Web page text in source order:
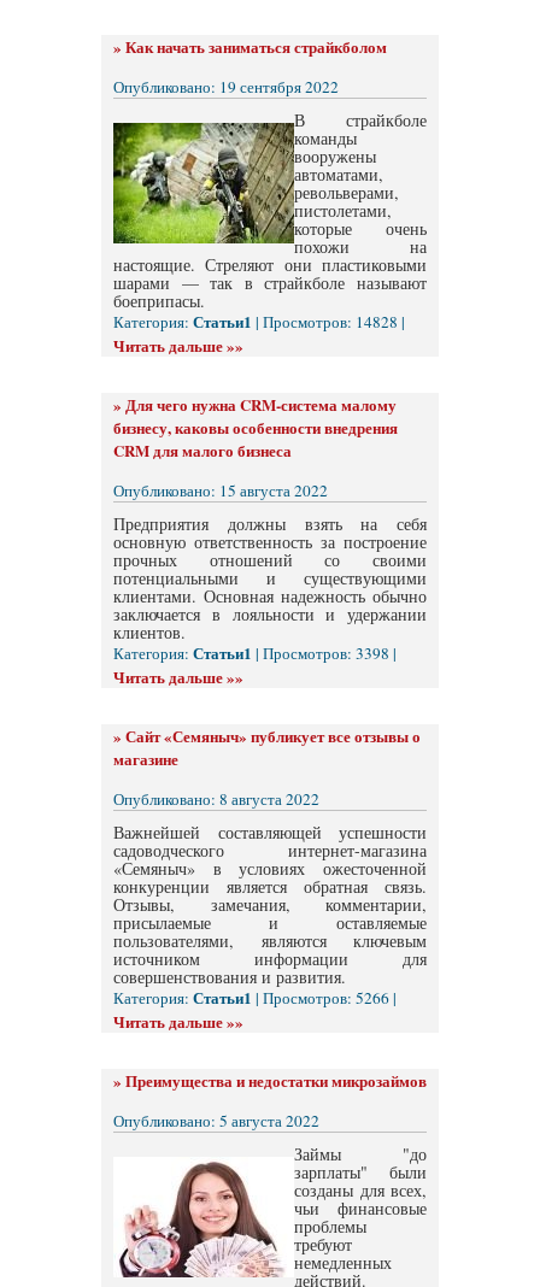
» Как начать заниматься страйкболом
Опубликовано: 19 сентября 2022
В страйкболе
команды
вооружены
автоматами,
револьверами,
пистолетами,
которые очень
похожи на
настоящие. Стреляют они пластиковыми
шарами — так в страйкболе называют
боеприпасы.
Категория: Статьи1 | Просмотров: 14828 |
Читать дальше »»
» Для чего нужна CRM-система малому
бизнесу, каковы особенности внедрения
CRM для малого бизнеса
Опубликовано: 15 августа 2022
Предприятия должны взять на себя
основную ответственность за построение
прочных отношений со своими
потенциальными и существующими
клиентами. Основная надежность обычно
заключается в лояльности и удержании
клиентов.
Категория: Статьи1 | Просмотров: 3398 |
Читать дальше »»
» Сайт «Семяныч» публикует все отзывы о
магазине
Опубликовано: 8 августа 2022
Важнейшей составляющей успешности
садоводческого интернет-магазина
«Семяныч» в условиях ожесточенной
конкуренции является обратная связь.
Отзывы, замечания, комментарии,
присылаемые и оставляемые
пользователями, являются ключевым
источником информации для
совершенствования и развития.
Категория: Статьи1 | Просмотров: 5266 |
Читать дальше »»
» Преимущества и недостатки микрозаймов
Опубликовано: 5 августа 2022
Займы "до
зарплаты" были
созданы для всех,
чьи финансовые
проблемы
требуют
немедленных
действий.